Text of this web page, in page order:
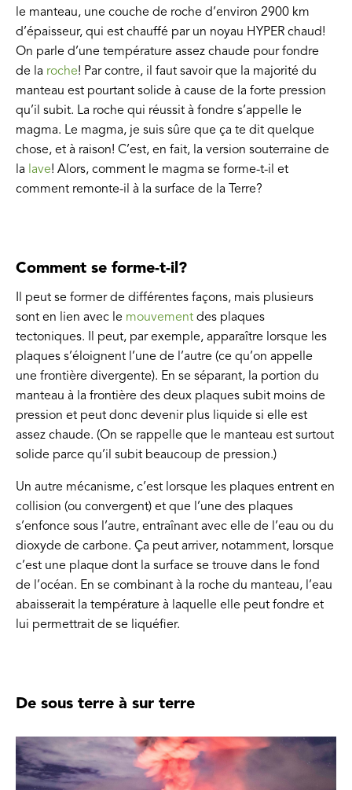
le manteau, une couche de roche d’environ 2900 km
d’épaisseur, qui est chauffé par un noyau HYPER chaud!
On parle d’une température assez chaude pour fondre
de la roche! Par contre, il faut savoir que la majorité du
manteau est pourtant solide à cause de la forte pression
qu’il subit. La roche qui réussit à fondre s’appelle le
magma. Le magma, je suis sûre que ça te dit quelque
chose, et à raison! C’est, en fait, la version souterraine de
la lave! Alors, comment le magma se forme-t-il et
comment remonte-il à la surface de la Terre?
Comment se forme-t-il?
Il peut se former de différentes façons, mais plusieurs
sont en lien avec le mouvement des plaques
tectoniques. Il peut, par exemple, apparaître lorsque les
plaques s’éloignent l’une de l’autre (ce qu’on appelle
une frontière divergente). En se séparant, la portion du
manteau à la frontière des deux plaques subit moins de
pression et peut donc devenir plus liquide si elle est
assez chaude. (On se rappelle que le manteau est surtout
solide parce qu’il subit beaucoup de pression.)
Un autre mécanisme, c’est lorsque les plaques entrent en
collision (ou convergent) et que l’une des plaques
s’enfonce sous l’autre, entraînant avec elle de l’eau ou du
dioxyde de carbone. Ça peut arriver, notamment, lorsque
c’est une plaque dont la surface se trouve dans le fond
de l’océan. En se combinant à la roche du manteau, l’eau
abaisserait la température à laquelle elle peut fondre et
lui permettrait de se liquéfier.
De sous terre à sur terre